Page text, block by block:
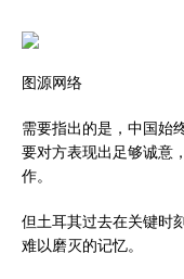
图源网络
需要指出的是，中国始
要对方表现出足够诚意
作。
但土耳其过去在关键时
难以磨灭的记忆。